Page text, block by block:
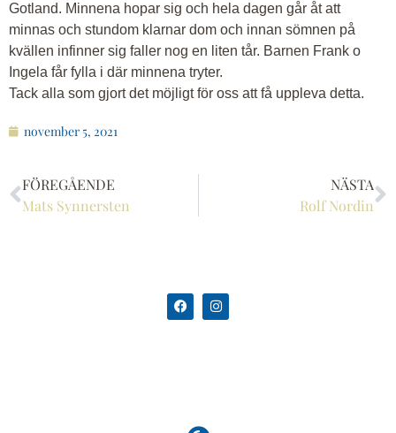
Gotland. Minnena hopar sig och hela dagen går åt att
minnas och stundom klarnar dom och innan sömnen på
kvällen infinner sig faller nog en liten tår. Barnen Frank o
Ingela får fylla i där minnena tryter.
Tack alla som gjort det möjligt för oss att få uppleva detta.
november 5, 2021
FÖREGÅENDE
Mats Synnersten
NÄSTA
Rolf Nordin